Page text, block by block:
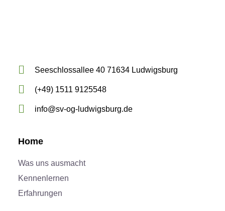
Seeschlossallee 40 71634 Ludwigsburg
(+49) 1511 9125548
info@sv-og-ludwigsburg.de
Home
Was uns ausmacht
Kennenlernen
Erfahrungen